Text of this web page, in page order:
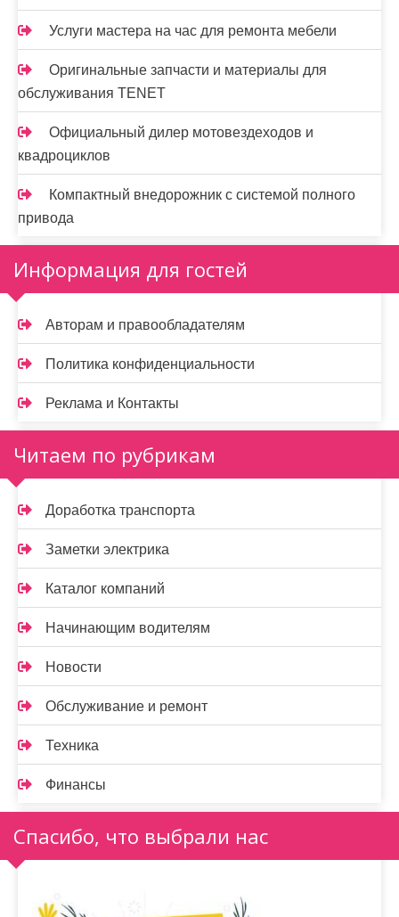
Услуги мастера на час для ремонта мебели
Оригинальные запчасти и материалы для
обслуживания TENET
Официальный дилер мотовездеходов и
квадроциклов
Компактный внедорожник с системой полного
привода
Информация для гостей
Авторам и правообладателям
Политика конфиденциальности
Реклама и Контакты
Читаем по рубрикам
Доработка транспорта
Заметки электрика
Каталог компаний
Начинающим водителям
Новости
Обслуживание и ремонт
Техника
Финансы
Спасибо, что выбрали нас